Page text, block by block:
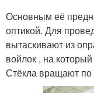
Основным её
оптикой. Для
вытаскивают из
войлок , на
Стёкла вращают по